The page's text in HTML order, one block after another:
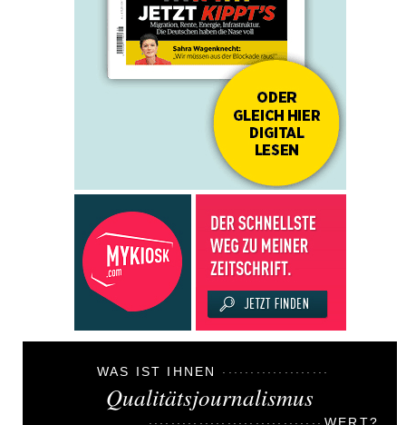
WAS IST IHNEN
Qualitätsjournalismus
WERT?